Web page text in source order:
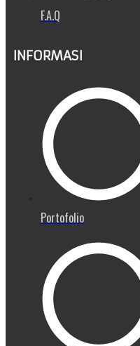
F.A.Q
INFORMASI
Portofolio